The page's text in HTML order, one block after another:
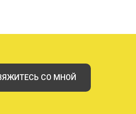
СО МНОЙ